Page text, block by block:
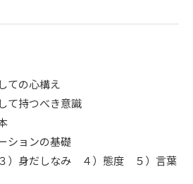
ての心構え
て持つべき意識
ションの基礎
）身だしなみ ４）態度 ５）言葉